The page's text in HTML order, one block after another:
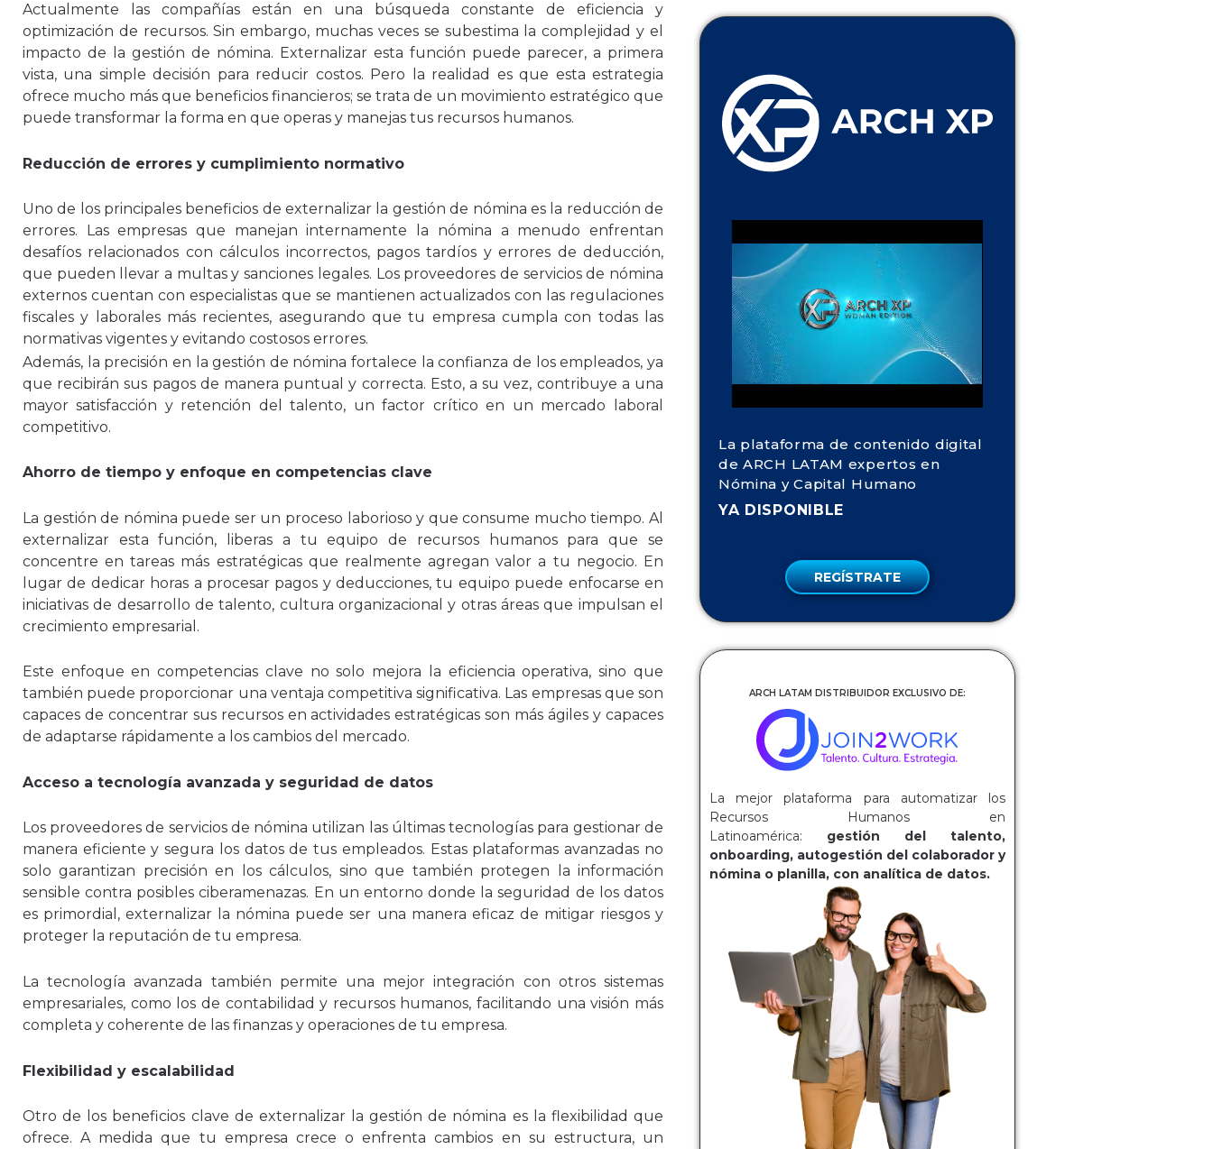
Actualmente las compañías están en una búsqueda constante de eficiencia y
optimización de recursos. Sin embargo, muchas veces se subestima la complejidad y el
impacto de la gestión de nómina. Externalizar esta función puede parecer, a primera
vista, una simple decisión para reducir costos. Pero la realidad es que esta estrategia
ofrece mucho más que beneficios financieros; se trata de un movimiento estratégico que
puede transformar la forma en que operas y manejas tus recursos humanos.
Reducción de errores y cumplimiento normativo
Uno de los principales beneficios de externalizar la gestión de nómina es la reducción de
errores. Las empresas que manejan internamente la nómina a menudo enfrentan
desafíos relacionados con cálculos incorrectos, pagos tardíos y errores de deducción,
que pueden llevar a multas y sanciones legales. Los proveedores de servicios de nómina
externos cuentan con especialistas que se mantienen actualizados con las regulaciones
fiscales y laborales más recientes, asegurando que tu empresa cumpla con todas las
normativas vigentes y evitando costosos errores.
Además, la precisión en la gestión de nómina fortalece la confianza de los empleados, ya
que recibirán sus pagos de manera puntual y correcta. Esto, a su vez, contribuye a una
mayor satisfacción y retención del talento, un factor crítico en un mercado laboral
competitivo.
Ahorro de tiempo y enfoque en competencias clave
La gestión de nómina puede ser un proceso laborioso y que consume mucho tiempo. Al
externalizar esta función, liberas a tu equipo de recursos humanos para que se
concentre en tareas más estratégicas que realmente agregan valor a tu negocio. En
lugar de dedicar horas a procesar pagos y deducciones, tu equipo puede enfocarse en
iniciativas de desarrollo de talento, cultura organizacional y otras áreas que impulsan el
crecimiento empresarial.
Este enfoque en competencias clave no solo mejora la eficiencia operativa, sino que
también puede proporcionar una ventaja competitiva significativa. Las empresas que son
capaces de concentrar sus recursos en actividades estratégicas son más ágiles y capaces
de adaptarse rápidamente a los cambios del mercado.
Acceso a tecnología avanzada y seguridad de datos
Los proveedores de servicios de nómina utilizan las últimas tecnologías para gestionar de
manera eficiente y segura los datos de tus empleados. Estas plataformas avanzadas no
solo garantizan precisión en los cálculos, sino que también protegen la información
sensible contra posibles ciberamenazas. En un entorno donde la seguridad de los datos
es primordial, externalizar la nómina puede ser una manera eficaz de mitigar riesgos y
proteger la reputación de tu empresa.
La tecnología avanzada también permite una mejor integración con otros sistemas
empresariales, como los de contabilidad y recursos humanos, facilitando una visión más
completa y coherente de las finanzas y operaciones de tu empresa.
Flexibilidad y escalabilidad
Otro de los beneficios clave de externalizar la gestión de nómina es la flexibilidad que
ofrece. A medida que tu empresa crece o enfrenta cambios en su estructura, un
La plataforma de contenido digital
de ARCH LATAM expertos en
Nómina y Capital Humano
YA DISPONIBLE
REGÍSTRATE
ARCH LATAM DISTRIBUIDOR EXCLUSIVO DE:
La mejor plataforma para automatizar los
Recursos Humanos en
Latinoamérica: gestión del talento,
onboarding, autogestión del colaborador y
nómina o planilla, con analítica de datos.